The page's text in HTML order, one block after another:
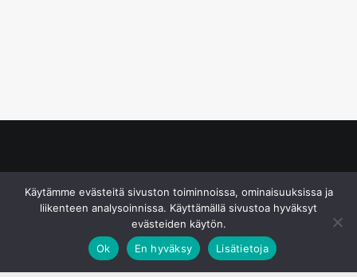
Käytämme evästeitä sivuston toiminnoissa, ominaisuuksissa ja
liikenteen analysoinnissa. Käyttämällä sivustoa hyväksyt
evästeiden käytön.
Ok
En hyväksy Lisätietoja